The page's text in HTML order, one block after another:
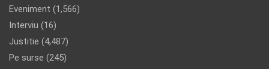
Eveniment (1,566)
Interviu (16)
Justitie (4,487)
Pe surse (245)